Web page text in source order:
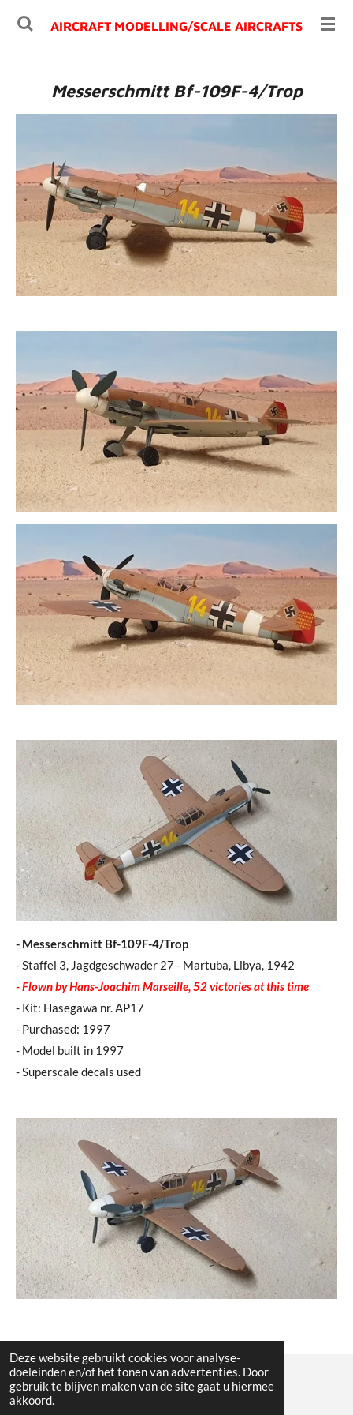
Deze website gebruikt cookies voor analyse-
doeleinden en/of het tonen van advertenties. Door
gebruik te blijven maken van de site gaat u hiermee
akkoord.
Ga
AIRCRAFT MODELLING/SCALE AIRCRAFTS
Messerschmitt Bf-109F-4/Trop
- Messerschmitt Bf-109F-4/Trop
- Staffel 3, Jagdgeschwader 27 - Martuba, Libya, 1942
- Flown by Hans-Joachim Marseille, 52 victories at this time
- Kit: Hasegawa nr. AP17
- Purchased: 1997
- Model built in 1997
- Superscale decals used
© All the pictures on this website are copywright protected